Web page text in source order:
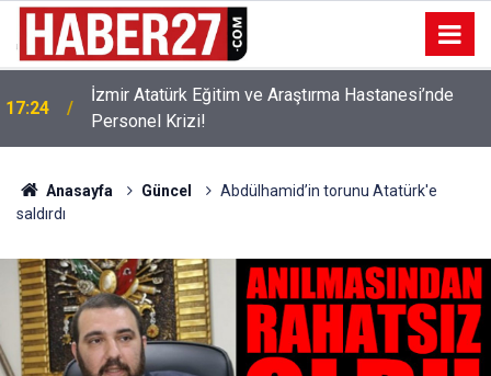
17:24
İzmir Atatürk Eğitim ve Araştırma Hastanesi’nde
Personel Krizi!
Anasayfa Güncel
Abdülhamid’in torunu Atatürk'e
saldırdı